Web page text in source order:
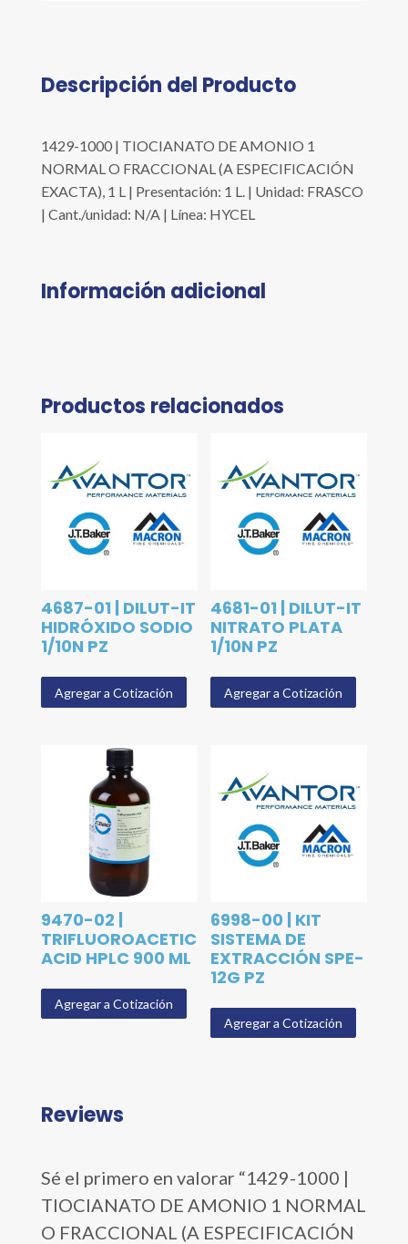
Descripción del Producto
1429-1000 | TIOCIANATO DE AMONIO 1
NORMAL O FRACCIONAL (A ESPECIFICACIÓN
EXACTA), 1 L | Presentación: 1 L. | Unidad: FRASCO
| Cant./unidad: N/A | Línea: HYCEL
Información adicional
Productos relacionados
4687-01 | DILUT-IT
HIDRÓXIDO SODIO
1/10N PZ
Agregar a Cotización
4681-01 | DILUT-IT
NITRATO PLATA
1/10N PZ
Agregar a Cotización
9470-02 |
TRIFLUOROACETIC
ACID HPLC 900 ML
Agregar a Cotización
6998-00 | KIT
SISTEMA DE
EXTRACCIÓN SPE-
12G PZ
Agregar a Cotización
Reviews
Sé el primero en valorar “1429-1000 |
TIOCIANATO DE AMONIO 1 NORMAL
O FRACCIONAL (A ESPECIFICACIÓN